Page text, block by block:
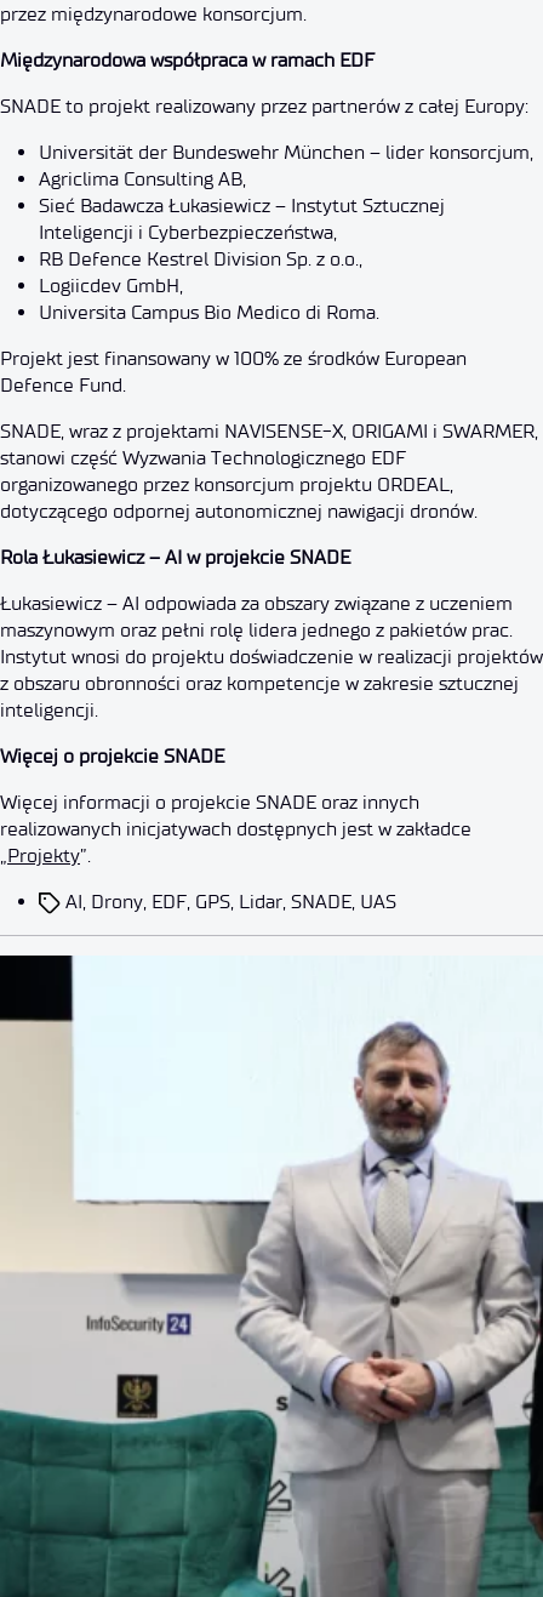
przez międzynarodowe konsorcjum.
Międzynarodowa współpraca w ramach EDF
SNADE to projekt realizowany przez partnerów z całej Europy:
Universität der Bundeswehr München – lider konsorcjum,
Agriclima Consulting AB,
Sieć Badawcza Łukasiewicz – Instytut Sztucznej
Inteligencji i Cyberbezpieczeństwa,
RB Defence Kestrel Division Sp. z o.o.,
Logiicdev GmbH,
Universita Campus Bio Medico di Roma.
Projekt jest finansowany w 100% ze środków European
Defence Fund.
SNADE, wraz z projektami NAVISENSE-X, ORIGAMI i SWARMER,
stanowi część Wyzwania Technologicznego EDF
organizowanego przez konsorcjum projektu ORDEAL,
dotyczącego odpornej autonomicznej nawigacji dronów.
Rola Łukasiewicz – AI w projekcie SNADE
Łukasiewicz – AI odpowiada za obszary związane z uczeniem
maszynowym oraz pełni rolę lidera jednego z pakietów prac.
Instytut wnosi do projektu doświadczenie w realizacji projektów
z obszaru obronności oraz kompetencje w zakresie sztucznej
inteligencji.
Więcej o projekcie SNADE
Więcej informacji o projekcie SNADE oraz innych
realizowanych inicjatywach dostępnych jest w zakładce
„Projekty”.
AI, Drony, EDF, GPS, Lidar, SNADE, UAS